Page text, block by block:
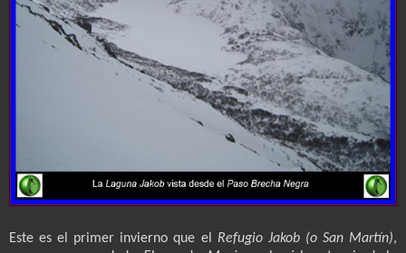
Este es el primer invierno que el Refugio Jakob (o San Martín),